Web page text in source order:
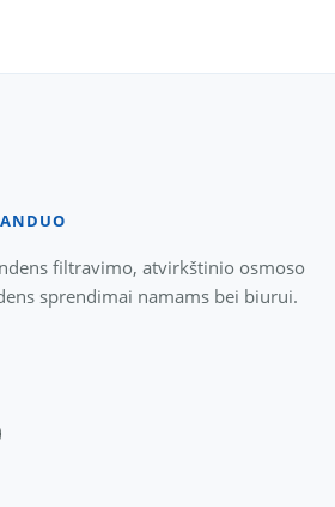
filtravimo, atvirkštinio osmoso
sprendimai namams bei biurui.